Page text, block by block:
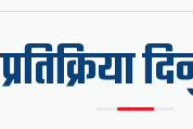
प्रतिक्रिया